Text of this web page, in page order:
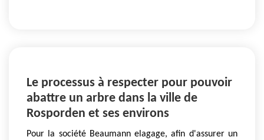
Le processus à respecter pour pouvoir
abattre un arbre dans la ville de
Rosporden et ses environs
Pour la société Beaumann elagage, afin d'assurer un